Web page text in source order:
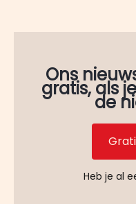
Ons
gratis, als
de
Heb je al